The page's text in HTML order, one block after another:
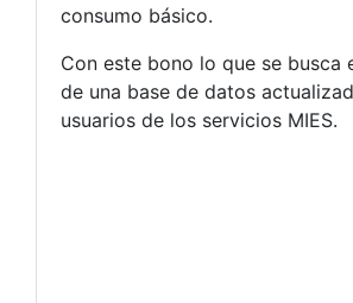
consumo básico.
Con este bono lo que se busca
de una base de datos
usuarios de los servicios MIES.